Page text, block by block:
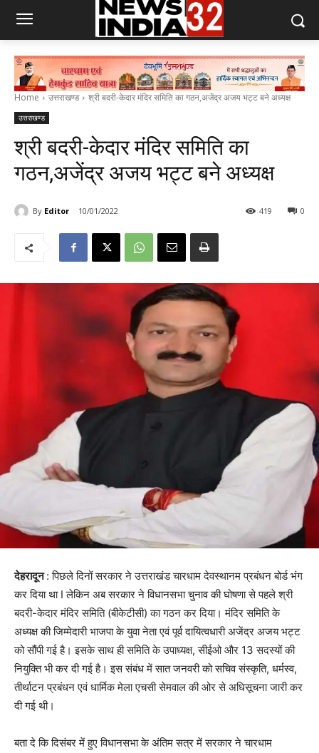
Home उत्तराखण्ड श्री बदरी-केदार मंदिर समिति का गठन,अजेंद्र अजय भट्ट बने अध्यक्ष
उत्तराखण्ड
श्री बदरी-केदार मंदिर समिति का
गठन,अजेंद्र अजय भट्ट बने अध्यक्ष
By Editor 10/01/2022 0
419
देहरादून: पिछले दिनों सरकार ने उत्तराखंड चारधाम देवस्थानम प्रबंधन बोर्ड भंग
कर दिया था I लेकिन अब सरकार ने विधानसभा चुनाव की घोषणा से पहले श्री
बदरी-केदार मंदिर समिति (बीकेटीसी) का गठन कर दिया। मंदिर समिति के
अध्यक्ष की जिम्मेदारी भाजपा के युवा नेता एवं पूर्व दायित्वधारी अजेंद्र अजय भट्ट
को सौंपी गई है। इसके साथ ही समिति के उपाध्यक्ष, सीईओ और 13 सदस्यों की
नियुक्ति भी कर दी गई है। इस संबंध में सात जनवरी को सचिव संस्कृति, धर्मस्व,
तीर्थाटन प्रबंधन एवं धार्मिक मेला एचसी सेमवाल की ओर से अधिसूचना जारी कर
दी गई थी।
बता दे कि दिसंबर में हुए विधानसभा के अंतिम सत्र में सरकार ने चारधाम